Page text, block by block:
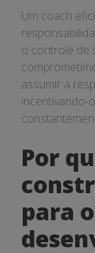
Um coach
o controle de
assumir a
incentivando-
Por
para